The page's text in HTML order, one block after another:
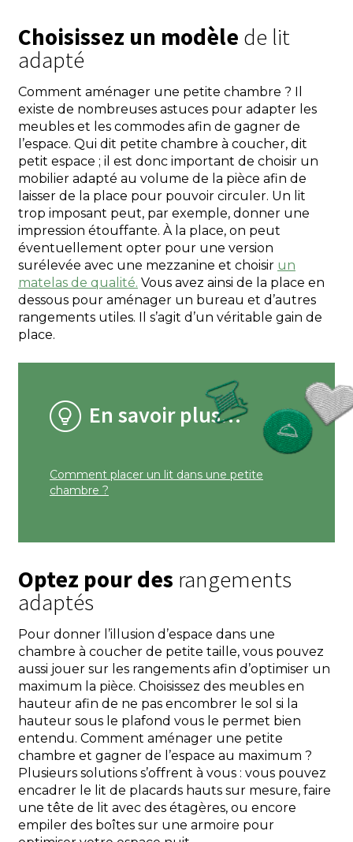
Choisissez un modèle de lit
adapté
Comment aménager une petite chambre ? Il
existe de nombreuses astuces pour adapter les
meubles et les commodes afin de gagner de
l’espace. Qui dit petite chambre à coucher, dit
petit espace ; il est donc important de choisir un
mobilier adapté au volume de la pièce afin de
laisser de la place pour pouvoir circuler. Un lit
trop imposant peut, par exemple, donner une
impression étouffante. À la place, on peut
éventuellement opter pour une version
surélevée avec une mezzanine et choisir un
matelas de qualité. Vous avez ainsi de la place en
dessous pour aménager un bureau et d’autres
rangements utiles. Il s’agit d’un véritable gain de
place.
En savoir plus…
Comment placer un lit dans une petite
chambre ?
Optez pour des rangements
adaptés
Pour donner l’illusion d’espace dans une
chambre à coucher de petite taille, vous pouvez
aussi jouer sur les rangements afin d’optimiser un
maximum la pièce. Choisissez des meubles en
hauteur afin de ne pas encombrer le sol si la
hauteur sous le plafond vous le permet bien
entendu. Comment aménager une petite
chambre et gagner de l’espace au maximum ?
Plusieurs solutions s’offrent à vous : vous pouvez
encadrer le lit de placards hauts sur mesure, faire
une tête de lit avec des étagères, ou encore
empiler des boîtes sur une armoire pour